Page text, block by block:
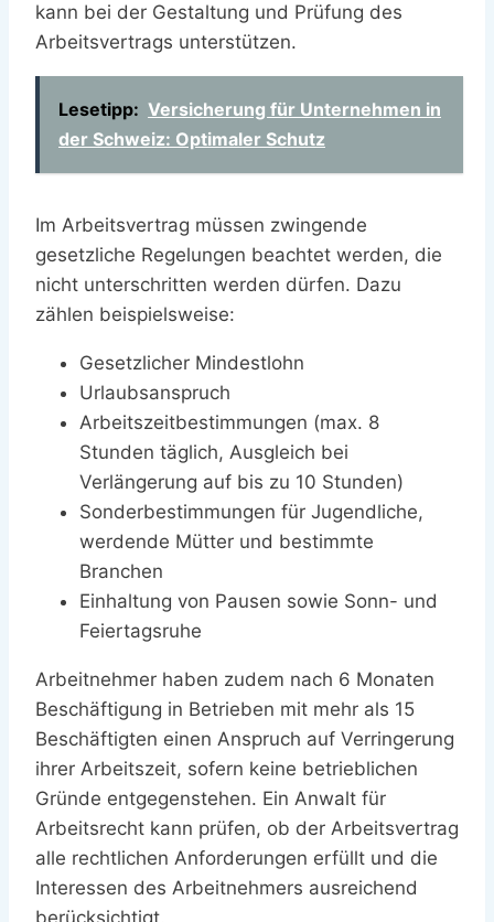
kann bei der Gestaltung und Prüfung des
Arbeitsvertrags unterstützen.
Lesetipp: Versicherung für Unternehmen in
der Schweiz: Optimaler Schutz
Im Arbeitsvertrag müssen zwingende
gesetzliche Regelungen beachtet werden, die
nicht unterschritten werden dürfen. Dazu
zählen beispielsweise:
Gesetzlicher Mindestlohn
Urlaubsanspruch
Arbeitszeitbestimmungen (max. 8
Stunden täglich, Ausgleich bei
Verlängerung auf bis zu 10 Stunden)
Sonderbestimmungen für Jugendliche,
werdende Mütter und bestimmte
Branchen
Einhaltung von Pausen sowie Sonn- und
Feiertagsruhe
Arbeitnehmer haben zudem nach 6 Monaten
Beschäftigung in Betrieben mit mehr als 15
Beschäftigten einen Anspruch auf Verringerung
ihrer Arbeitszeit, sofern keine betrieblichen
Gründe entgegenstehen. Ein Anwalt für
Arbeitsrecht kann prüfen, ob der Arbeitsvertrag
alle rechtlichen Anforderungen erfüllt und die
Interessen des Arbeitnehmers ausreichend